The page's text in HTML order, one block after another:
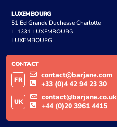
LUXEMBOURG
51 Bd Grande Duchesse Charlotte
L-1331 LUXEMBOURG
LUXEMBOURG
CONTACT
FR
contact@barjane.com
+33 (0)4 42 94 23 30
UK
contact@barjane.co.uk
+44 (0)20 3961 4415